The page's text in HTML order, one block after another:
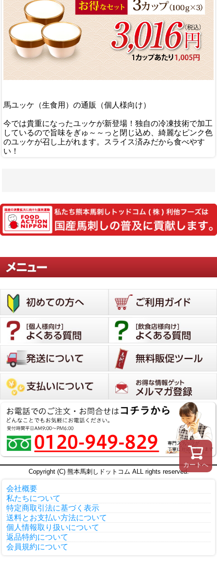
馬ユッケ（生食用）の通販（個人様向け）
今では貴重になったユッケが新登場！独自の冷凍技術で加工
しているので旨味をぎゅ～～っと閉じ込め、綺麗なピンク色
のユッケが召し上がれます。スライス済みだから食べやす
い！
カートへ
Copyright (C) 熊本馬刺しドットコム ALL rights reserved.
会社概要
私たちについて
特定商取引法に基づく表示
送料とお支払い方法について
個人情報取り扱いについて
返品特約について
会員規約について